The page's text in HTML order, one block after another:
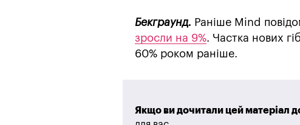
Бекграунд. Раніше Mind
зросли на 9%. Частка нових
60% роком раніше.
Якщо ви дочитали цей матеріал